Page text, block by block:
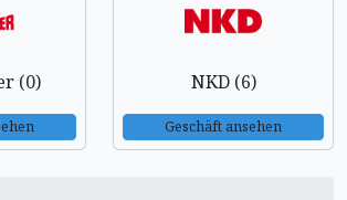
(0) NKD (6)
Geschäft ansehen